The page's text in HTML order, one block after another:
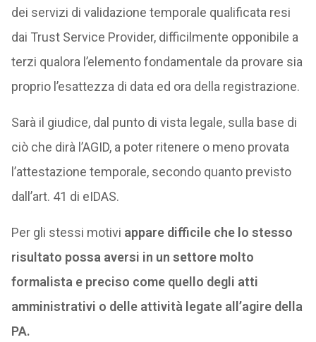
dei servizi di validazione temporale qualificata resi
dai Trust Service Provider, difficilmente opponibile a
terzi qualora l’elemento fondamentale da provare sia
proprio l’esattezza di data ed ora della registrazione.
Sarà il giudice, dal punto di vista legale, sulla base di
ciò che dirà l’AGID, a poter ritenere o meno provata
l’attestazione temporale, secondo quanto previsto
dall’art. 41 di eIDAS.
Per gli stessi motivi appare difficile che lo stesso
risultato possa aversi in un settore molto
formalista e preciso come quello degli atti
amministrativi o delle attività legate all’agire della
PA.